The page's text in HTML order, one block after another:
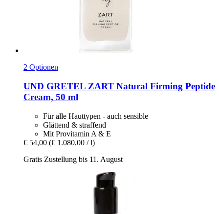
2 Optionen
UND GRETEL ZART Natural Firming Peptide
Cream, 50 ml
Für alle Hauttypen - auch sensible
Glättend & straffend
Mit Provitamin A & E
€ 54,00 (€ 1.080,00 / l)
Gratis Zustellung bis 11. August